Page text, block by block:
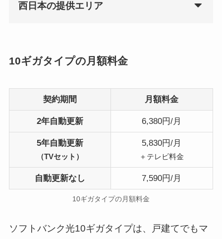
西日本の提供エリア
10ギガタイプの月額料金
契約期間 月額料金
2年自動更新 6,380円/月
5年自動更新
（TVセット）
5,830円/月
＋テレビ料金
自動更新なし 7,590円/月
10ギガタイプの月額料金
ソフトバンク光10ギガタイプは、戸建てでもマ